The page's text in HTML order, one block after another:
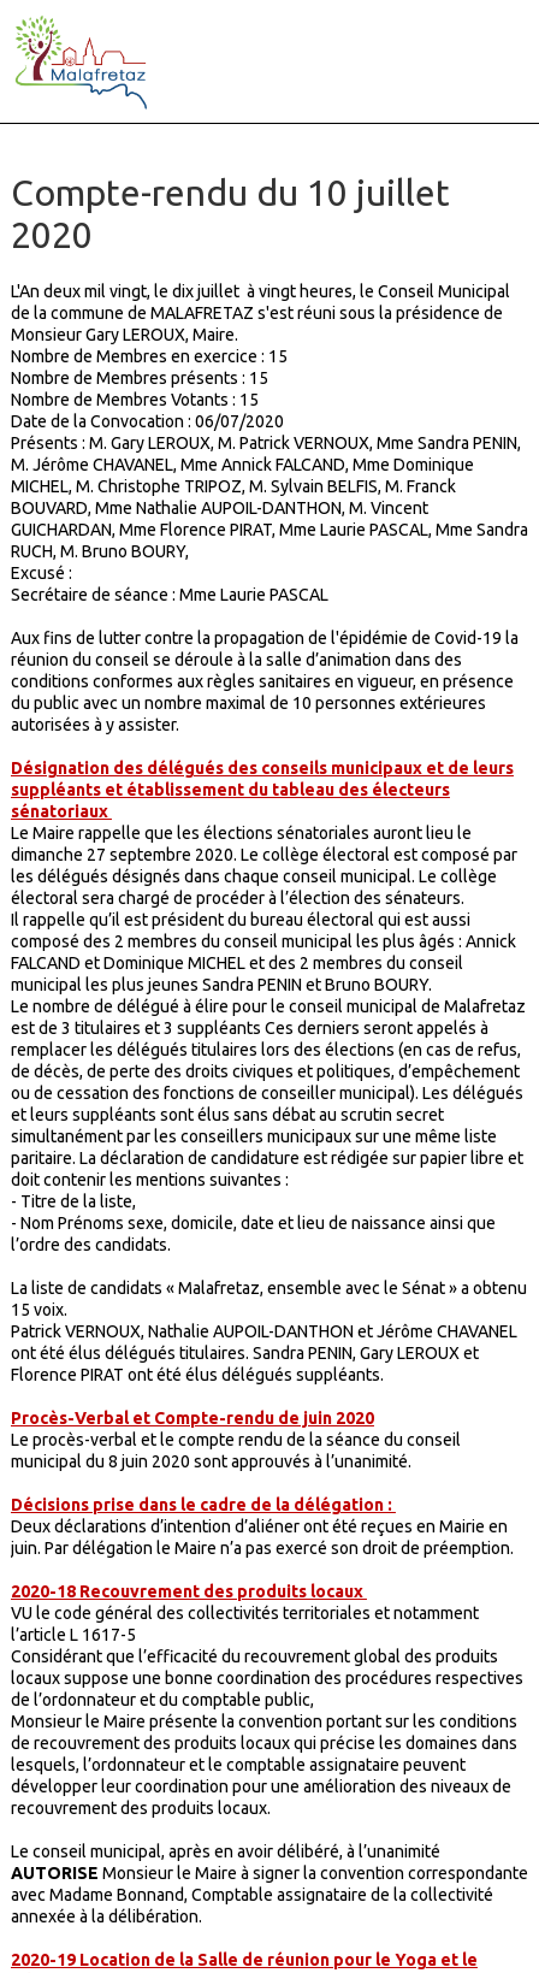
Compte-rendu du 10 juillet
2020
L'An deux mil vingt, le dix juillet à vingt heures, le Conseil Municipal
de la commune de MALAFRETAZ s'est réuni sous la présidence de
Monsieur Gary LEROUX, Maire.
Nombre de Membres en exercice : 15
Nombre de Membres présents : 15
Nombre de Membres Votants : 15
Date de la Convocation : 06/07/2020
Présents : M. Gary LEROUX, M. Patrick VERNOUX, Mme Sandra PENIN,
M. Jérôme CHAVANEL, Mme Annick FALCAND, Mme Dominique
MICHEL, M. Christophe TRIPOZ, M. Sylvain BELFIS, M. Franck
BOUVARD, Mme Nathalie AUPOIL-DANTHON, M. Vincent
GUICHARDAN, Mme Florence PIRAT, Mme Laurie PASCAL, Mme Sandra
RUCH, M. Bruno BOURY,
Excusé :
Secrétaire de séance : Mme Laurie PASCAL
Aux fins de lutter contre la propagation de l'épidémie de Covid-19 la
réunion du conseil se déroule à la salle d’animation dans des
conditions conformes aux règles sanitaires en vigueur, en présence
du public avec un nombre maximal de 10 personnes extérieures
autorisées à y assister.
Désignation des délégués des conseils municipaux et de leurs
suppléants et établissement du tableau des électeurs
sénatoriaux
Le Maire rappelle que les élections sénatoriales auront lieu le
dimanche 27 septembre 2020. Le collège électoral est composé par
les délégués désignés dans chaque conseil municipal. Le collège
électoral sera chargé de procéder à l’élection des sénateurs.
Il rappelle qu’il est président du bureau électoral qui est aussi
composé des 2 membres du conseil municipal les plus âgés : Annick
FALCAND et Dominique MICHEL et des 2 membres du conseil
municipal les plus jeunes Sandra PENIN et Bruno BOURY.
Le nombre de délégué à élire pour le conseil municipal de Malafretaz
est de 3 titulaires et 3 suppléants Ces derniers seront appelés à
remplacer les délégués titulaires lors des élections (en cas de refus,
de décès, de perte des droits civiques et politiques, d’empêchement
ou de cessation des fonctions de conseiller municipal). Les délégués
et leurs suppléants sont élus sans débat au scrutin secret
simultanément par les conseillers municipaux sur une même liste
paritaire. La déclaration de candidature est rédigée sur papier libre et
doit contenir les mentions suivantes :
- Titre de la liste,
- Nom Prénoms sexe, domicile, date et lieu de naissance ainsi que
l’ordre des candidats.
La liste de candidats « Malafretaz, ensemble avec le Sénat » a obtenu
15 voix.
Patrick VERNOUX, Nathalie AUPOIL-DANTHON et Jérôme CHAVANEL
ont été élus délégués titulaires. Sandra PENIN, Gary LEROUX et
Florence PIRAT ont été élus délégués suppléants.
Procès-Verbal et Compte-rendu de juin 2020
Le procès-verbal et le compte rendu de la séance du conseil
municipal du 8 juin 2020 sont approuvés à l’unanimité.
Décisions prise dans le cadre de la délégation :
Deux déclarations d’intention d’aliéner ont été reçues en Mairie en
juin. Par délégation le Maire n’a pas exercé son droit de préemption.
2020-18 Recouvrement des produits locaux
VU le code général des collectivités territoriales et notamment
l’article L 1617-5
Considérant que l’efficacité du recouvrement global des produits
locaux suppose une bonne coordination des procédures respectives
de l’ordonnateur et du comptable public,
Monsieur le Maire présente la convention portant sur les conditions
de recouvrement des produits locaux qui précise les domaines dans
lesquels, l’ordonnateur et le comptable assignataire peuvent
développer leur coordination pour une amélioration des niveaux de
recouvrement des produits locaux.
Le conseil municipal, après en avoir délibéré, à l’unanimité
AUTORISE Monsieur le Maire à signer la convention correspondante
avec Madame Bonnand, Comptable assignataire de la collectivité
annexée à la délibération.
2020-19 Location de la Salle de réunion pour le Yoga et le